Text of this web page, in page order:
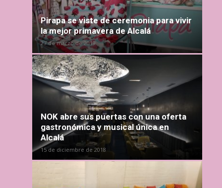
Pirapa se viste de ceremonia para vivir
la mejor primavera de Alcalá
27 de marzo de 2019
NOK abre sus puertas con una oferta
gastronómica y musical única en
Alcalá
15 de diciembre de 2018